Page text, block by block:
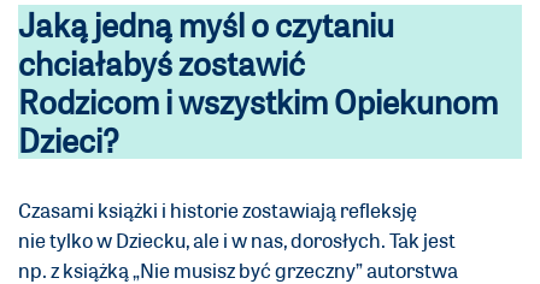
Jaką jedną myśl o czytaniu
chciałabyś zostawić
Rodzicom i wszystkim Opiekunom
Dzieci?
Czasami książki i historie zostawiają refleksję
nie tylko w Dziecku, ale i w nas, dorosłych. Tak jest
np. z książką „Nie musisz być grzeczny” autorstwa